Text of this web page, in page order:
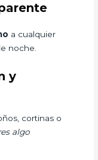
a cualquier
noche.
y
cortinas o
algo